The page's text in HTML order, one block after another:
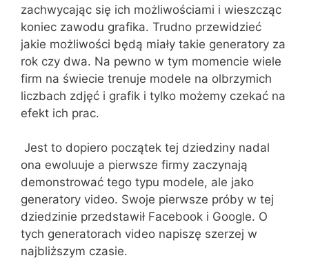
zachwycając się ich możliwościami i wieszcząc
koniec zawodu grafika. Trudno przewidzieć
jakie możliwości będą miały takie generatory za
rok czy dwa. Na pewno w tym momencie wiele
firm na świecie trenuje modele na olbrzymich
liczbach zdjęć i grafik i tylko możemy czekać na
efekt ich prac.
Jest to dopiero początek tej dziedziny nadal
ona ewoluuje a pierwsze firmy zaczynają
demonstrować tego typu modele, ale jako
generatory video. Swoje pierwsze próby w tej
dziedzinie przedstawił Facebook i Google. O
tych generatorach video napiszę szerzej w
najbliższym czasie.